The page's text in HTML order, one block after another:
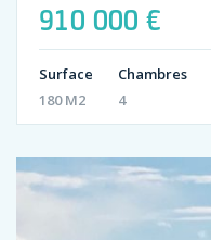
910 000 €
Surface
180 M2
Chambres
4